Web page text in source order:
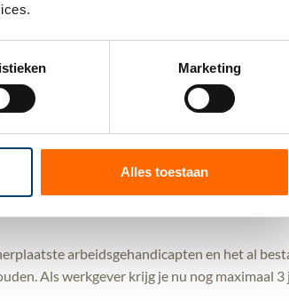
Marketing
Alles toestaan
structureel maken van het
met een ziekte of handicap die als
het herplaatsen van een werknemer met
wanneer zij een
ergens anders in het bedrijf.
arbeidsgehandicapten en het al
Als werkgever krijg je nu nog maximaal 3
ik ga
Verstuur